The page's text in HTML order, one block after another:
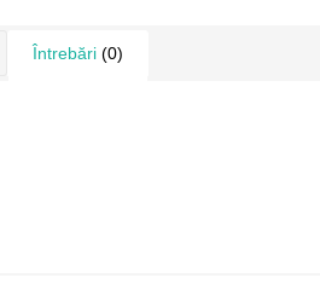
Întrebări (0)